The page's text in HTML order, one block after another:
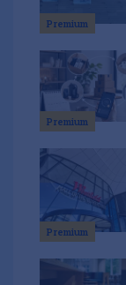
Premium
Premium
Premium